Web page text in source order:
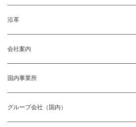
沿革
会社案内
国内事業所
グループ会社（国内）